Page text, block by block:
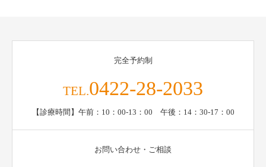
完全予約制
TEL.0422-28-2033
【診療時間】午前：10：00-13：00 午後：14：30-17：00
お問い合わせ・ご相談